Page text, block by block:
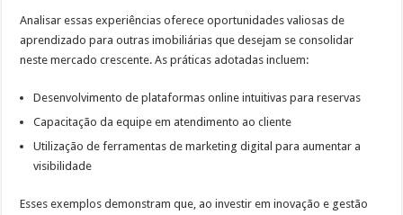
Analisar essas experiências oferece oportunidades valiosas de
aprendizado para outras imobiliárias que desejam se consolidar
neste mercado crescente. As práticas adotadas incluem:
Desenvolvimento de plataformas online intuitivas para reservas
Capacitação da equipe em atendimento ao cliente
Utilização de ferramentas de marketing digital para aumentar a
visibilidade
Esses exemplos demonstram que, ao investir em inovação e gestão